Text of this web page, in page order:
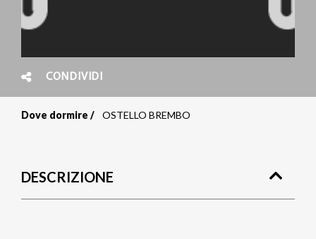
CONDIVIDI
pane
Dove dormire OSTELLO BREMBO
DESCRIZIONE